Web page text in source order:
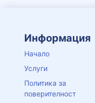
Информация
Начало
Услуги
Политика за
поверителност